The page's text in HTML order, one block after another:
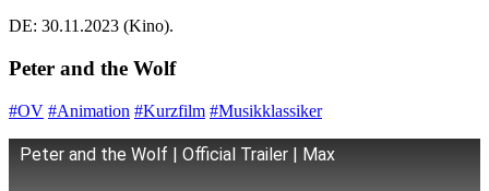
DE: 30.11.2023 (Kino).
Peter and the Wolf
#OV #Animation #Kurzfilm #Musikklassiker
Peter and the Wolf | Official Trailer | Max